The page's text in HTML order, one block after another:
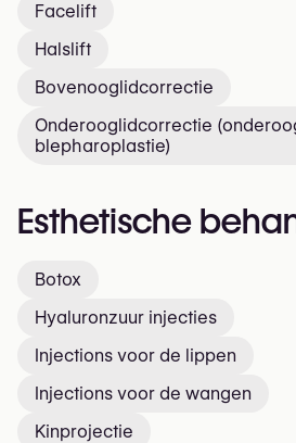
Facelift
Halslift
Bovenooglidcorrectie
Onderooglidcorrectie
blepharoplastie)
Esthetische
Botox
Hyaluronzuur injecties
Injections voor de lippen
Injections voor de wangen
Kinprojectie